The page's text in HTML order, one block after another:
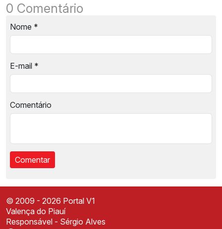
0 Comentário
Nome *
E-mail *
Comentário
© 2009 - 2026 Portal V1
Valença do Piauí
Responsável - Sérgio Alves